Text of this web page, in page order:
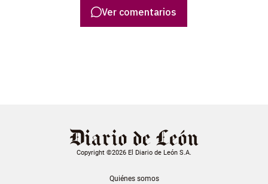
Ver comentarios
Copyright ©2026 El Diario de León S.A.
Quiénes somos